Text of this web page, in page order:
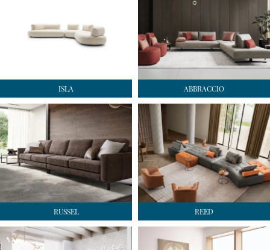
ISLA ABBRACCIO
RUSSEL REED